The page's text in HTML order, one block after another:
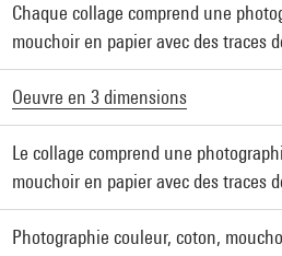
Chaque collage comprend une
mouchoir en papier avec des traces
Oeuvre en 3 dimensions
Le collage comprend une
mouchoir en papier avec des traces
Photographie couleur, coton,